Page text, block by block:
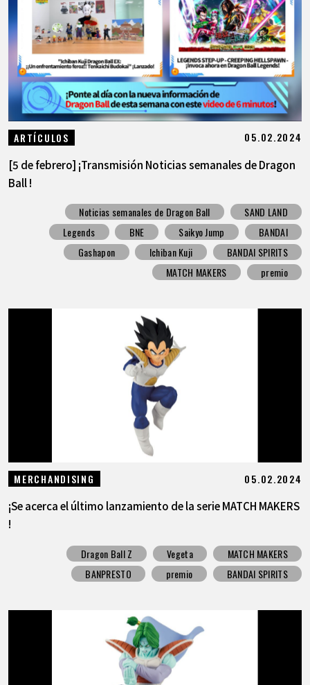
ARTÍCULOS 05.02.2024
[5 de febrero] ¡Transmisión Noticias semanales de Dragon
Ball !
Noticias semanales de Dragon Ball
SAND LAND
Legends
BNE Saikyo Jump
BANDAI
Gashapon
Ichiban Kuji
BANDAI SPIRITS
MATCH MAKERS
premio
MERCHANDISING 05.02.2024
¡Se acerca el último lanzamiento de la serie MATCH MAKERS
!
Dragon Ball Z Vegeta
MATCH MAKERS
BANPRESTO
premio BANDAI SPIRITS